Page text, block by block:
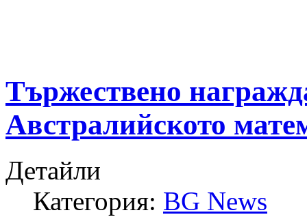
Тържествено
Австралийското
Детайли
Категория: BG News